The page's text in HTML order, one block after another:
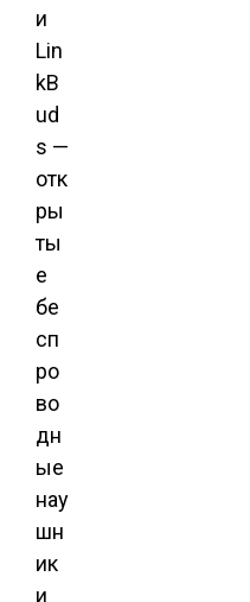
и
Lin
kB
ud
s —
отк
ры
ты
е
бе
сп
ро
во
дн
ые
нау
шн
ик
и